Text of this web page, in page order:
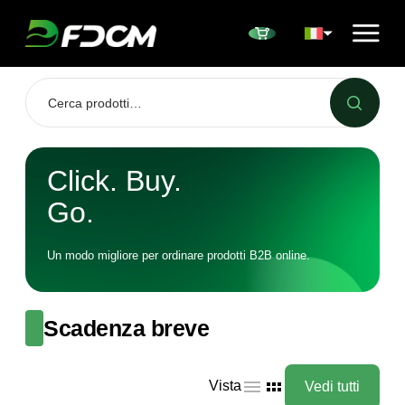
Click. Buy.
Go.
Un modo migliore per ordinare prodotti B2B online.
Scadenza breve
Vista Vedi tutti